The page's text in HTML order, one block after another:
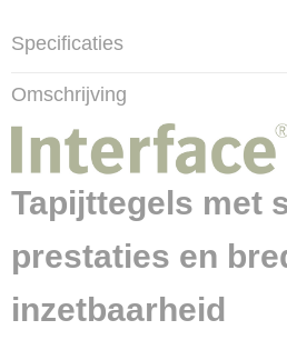
Specificaties
Productcode
Afmetingen (l,b,h)
50 x 50 x 0,58 cm
Omschrijving
Tapijttegels met
prestaties en
inzetbaarheid